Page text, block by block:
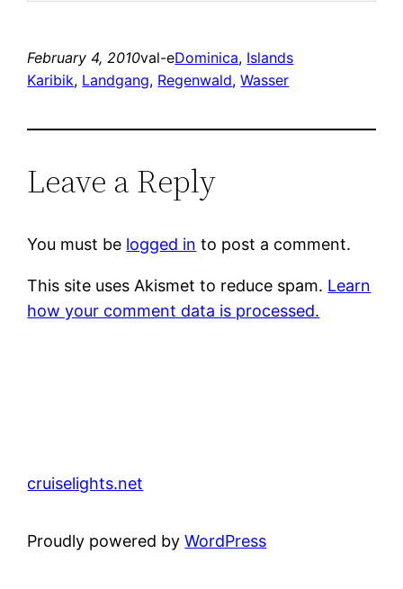
February 4, 2010val-eDominica, Islands
Karibik, Landgang, Regenwald, Wasser
Leave a Reply
You must be logged in to post a comment.
This site uses Akismet to reduce spam. Learn
how your comment data is processed.
cruiselights.net
Proudly powered byWordPress